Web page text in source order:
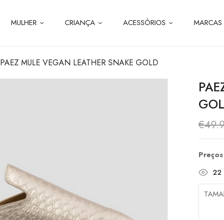
MULHER CRIANÇA ACESSÓRIOS MARCAS
PAEZ MULE VEGAN LEATHER SNAKE GOLD
€
22